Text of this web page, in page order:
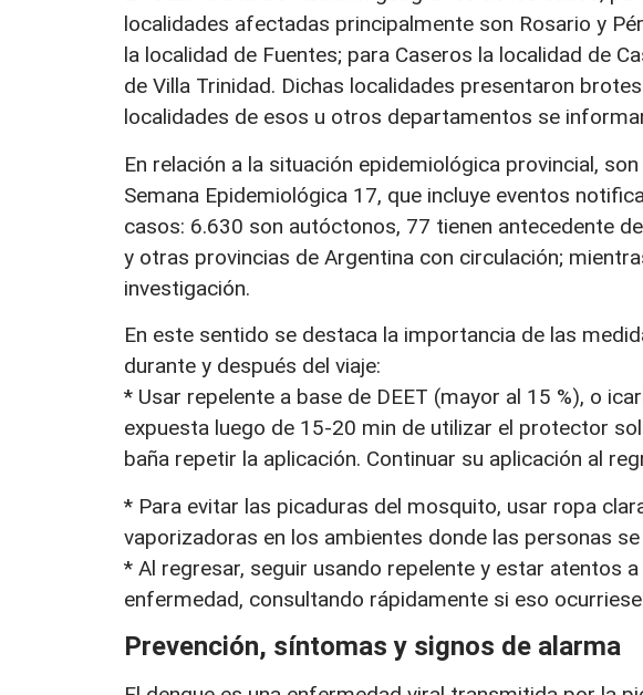
localidades afectadas principalmente son Rosario y
la localidad de Fuentes; para Caseros la localidad de
de Villa Trinidad. Dichas localidades presentaron
localidades de esos u otros departamentos se
En relación a la situación epidemiológica provincial,
Semana Epidemiológica 17, que incluye eventos
casos: 6.630 son autóctonos, 77 tienen antecedente
y otras provincias de Argentina con circulación;
investigación.
En este sentido se destaca la importancia de las
durante y después del viaje:
* Usar repelente a base de DEET (mayor al 15 %), o
expuesta luego de 15-20 min de utilizar el protector
baña repetir la aplicación. Continuar su aplicación al
* Para evitar las picaduras del mosquito, usar ropa
vaporizadoras en los ambientes donde las personas se
* Al regresar, seguir usando repelente y estar atentos
enfermedad, consultando rápidamente si eso
Prevención, síntomas y signos de alarma